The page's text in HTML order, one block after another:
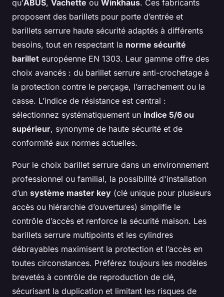
qu’ABUS, Vachette ou Winkhaus. Ces fabricants
proposent des barillets pour porte d’entrée et
barillets serrure haute sécurité adaptés à différents
besoins, tout en respectant la norme sécurité
barillet européenne EN 1303. Leur gamme offre des
choix avancés : du barillet serrure anti-crochetage à
la protection contre le perçage, l’arrachement ou la
casse. L’indice de résistance est central :
sélectionnez systématiquement un indice 5/6 ou
supérieur, synonyme de haute sécurité et de
conformité aux normes actuelles.
Pour le choix barillet serrure dans un environnement
professionnel ou familial, la possibilité d'installation
d’un système master key (clé unique pour plusieurs
accès ou hiérarchie d’ouvertures) simplifie le
contrôle d’accès et renforce la sécurité maison. Les
barillets serrure multipoints et les cylindres
débrayables maximisent la protection et l’accès en
toutes circonstances. Préférez toujours les modèles
brevetés à contrôle de reproduction de clé,
sécurisant la duplication et limitant les risques de